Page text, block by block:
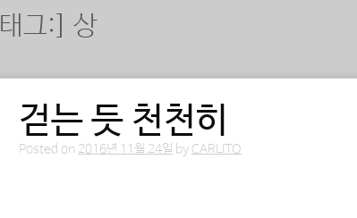
[태그:] 상
포스트 내비게이션
걷는 듯 천천히
Posted on 2016년 11월 24일 by CARLITO